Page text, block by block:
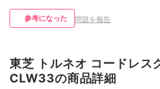
参考になった 問題を報告
東芝 トルネオ コードレス
CLW33の商品詳細